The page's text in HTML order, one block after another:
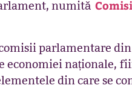
numită
parlamentare
economiei naționale,
din care se